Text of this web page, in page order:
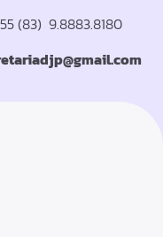
(83) 9.8883.8180